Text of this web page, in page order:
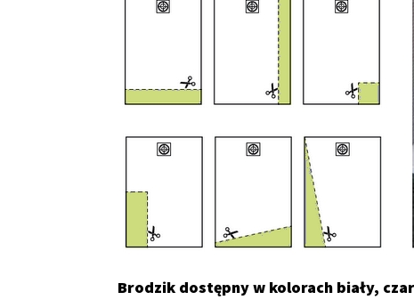
Brodzik dostępny w kolorach biały,